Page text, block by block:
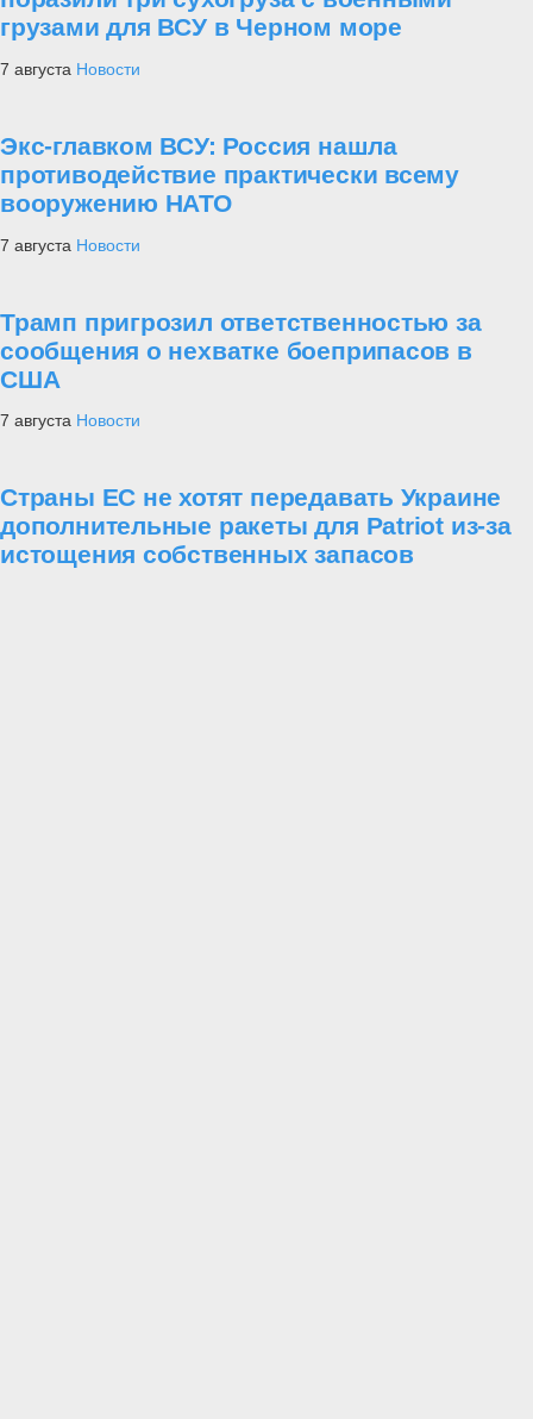
грузами для ВСУ в Черном море
7 августа Новости
Экс-главком ВСУ: Россия нашла
противодействие практически всему
вооружению НАТО
7 августа Новости
Трамп пригрозил ответственностью за
сообщения о нехватке боеприпасов в
США
7 августа Новости
Страны ЕС не хотят передавать Украине
дополнительные ракеты для Patriot из-за
истощения собственных запасов